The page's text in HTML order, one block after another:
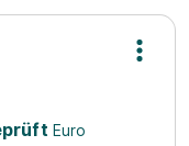
Euro